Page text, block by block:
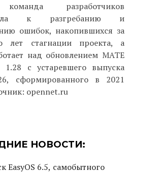
разработчиков
к разгребанию и
ошибок, накопившихся за
лет стагнации проекта, а
над обновлением MATE
1.28 с устаревшего выпуска
сформированного в 2021
opennet.ru
НОВОСТИ:
EasyOS 6.5, самобытного